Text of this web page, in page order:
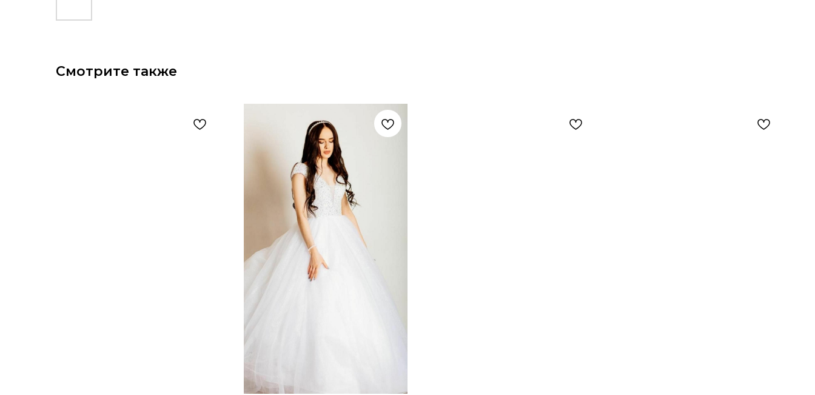
Смотрите также